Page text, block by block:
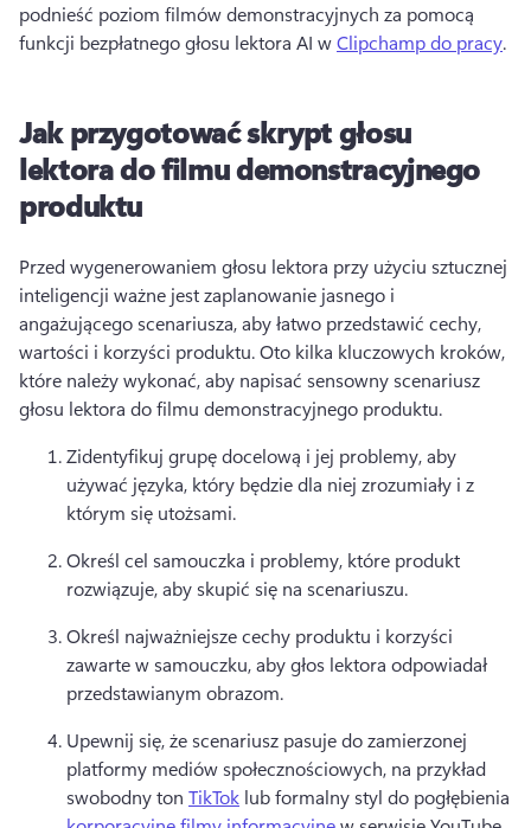
podnieść poziom filmów demonstracyjnych za pomocą
funkcji bezpłatnego głosu lektora AI w Clipchamp do pracy.
Jak przygotować skrypt głosu
lektora do filmu demonstracyjnego
produktu
Przed wygenerowaniem głosu lektora przy użyciu sztucznej
inteligencji ważne jest zaplanowanie jasnego i
angażującego scenariusza, aby łatwo przedstawić cechy,
wartości i korzyści produktu. Oto kilka kluczowych kroków,
które należy wykonać, aby napisać sensowny scenariusz
głosu lektora do filmu demonstracyjnego produktu.
Zidentyfikuj grupę docelową i jej problemy, aby
używać języka, który będzie dla niej zrozumiały i z
którym się utożsami.
Określ cel samouczka i problemy, które produkt
rozwiązuje, aby skupić się na scenariuszu.
Określ najważniejsze cechy produktu i korzyści
zawarte w samouczku, aby głos lektora odpowiadał
przedstawianym obrazom.
Upewnij się, że scenariusz pasuje do zamierzonej
platformy mediów społecznościowych, na przykład
swobodny ton TikTok